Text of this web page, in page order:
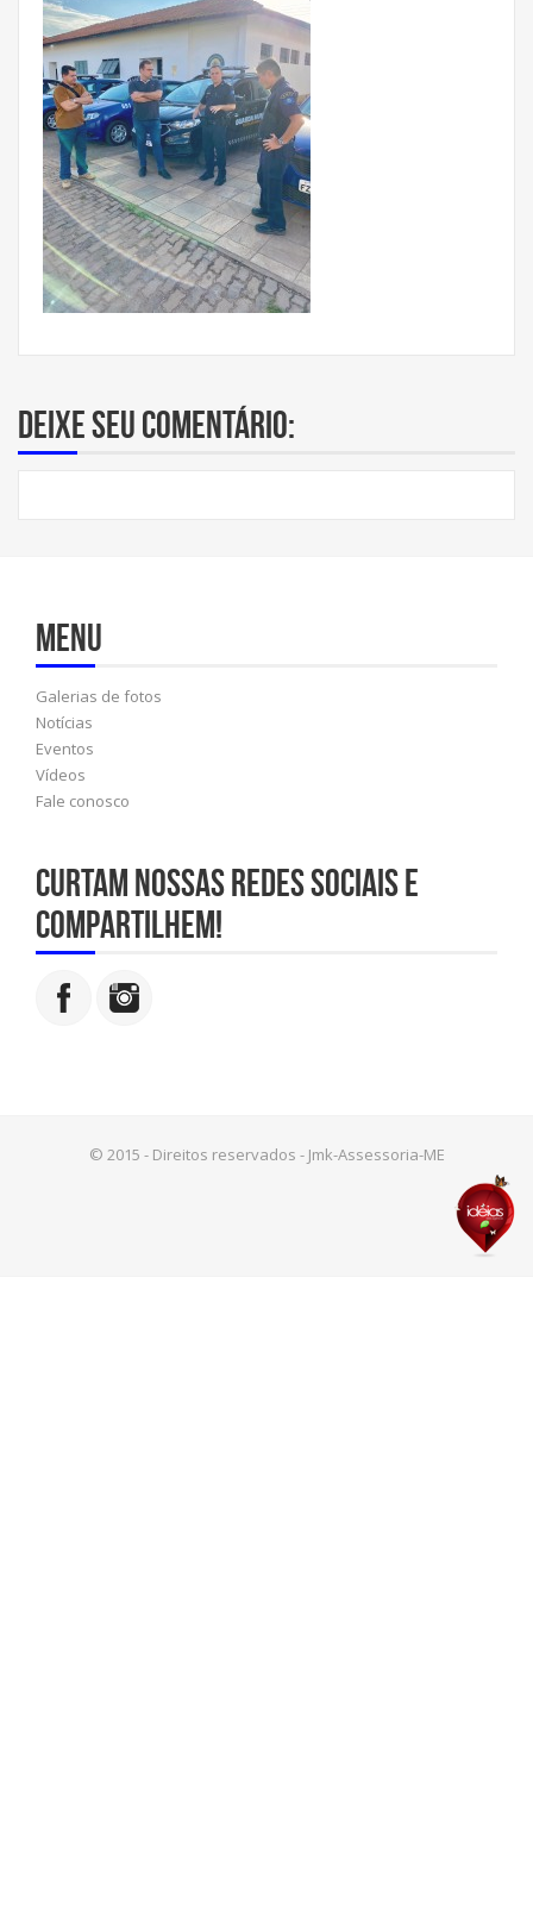
Deixe seu comentário:
Menu
Galerias de fotos
Notícias
Eventos
Vídeos
Fale conosco
Curtam nossas redes sociais e
compartilhem!
© 2015 - Direitos reservados - Jmk-Assessoria-ME